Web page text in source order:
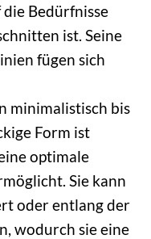
Bedürfnisse
ist. Seine
fügen sich
minimalistisch bis
Form ist
optimale
Sie kann
oder entlang der
wodurch sie eine